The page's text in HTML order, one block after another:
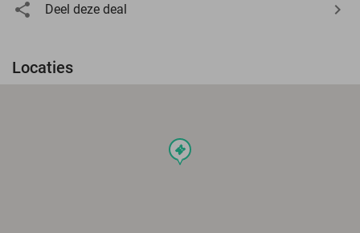
Deel deze deal
Locaties
events